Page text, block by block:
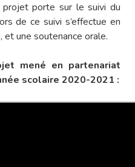
projet porte sur le suivi du
de ce suivi s’effectue en
et une soutenance orale.
mené en partenariat
scolaire 2020-2021 :